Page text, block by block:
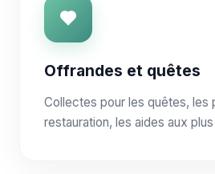
Offrandes et quêtes
Collectes pour les quêtes, les
restauration, les aides aux